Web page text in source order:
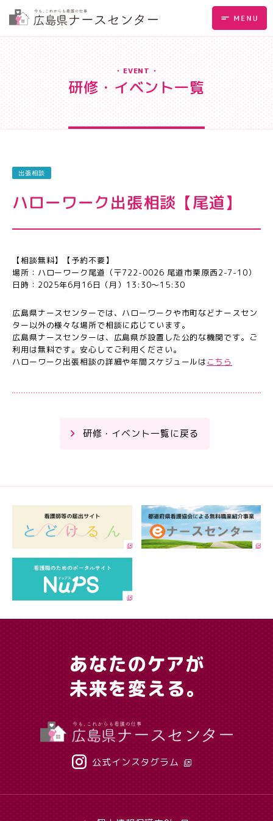
EVENT
研修・イベント一覧
出張相談
ハローワーク出張相談【尾道】
【相談無料】【予約不要】
場所：ハローワーク尾道（〒722-0026 尾道市栗原西2-7-10）
日時：2025年6月16日（月）13:30～15:30
広島県ナースセンターでは、ハローワークや市町などナースセン
ター以外の様々な場所で相談に応じています。
広島県ナースセンターは、広島県が設置した公的な機関です。ご
利用は無料です。安心してご利用ください。
ハローワーク出張相談の詳細や年間スケジュールは こちら
研修・イベント一覧に戻る
公式インスタグラム